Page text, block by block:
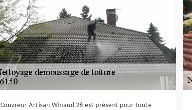
Couvreur Artisan Winaud 26 est présent pour toute